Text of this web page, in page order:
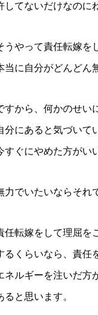
してないだけなのに
うやって責任転嫁を
当に自分がどんどん
すから、何かのせい
分にあると気づいて
すぐにやめた方がい
力でいたいならそれ
任転嫁をして理屈を
るくらいなら、責任
ネルギーを注いだ方
ると思います。